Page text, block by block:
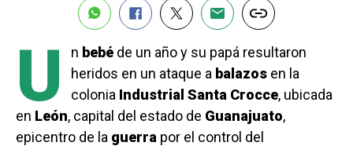
U n bebé de un año y su papá resultaron
heridos en un ataque a balazos en la
colonia Industrial Santa Crocce, ubicada
en León, capital del estado de Guanajuato,
epicentro de la guerra por el control del